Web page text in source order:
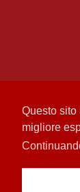
Questo sito
migliore